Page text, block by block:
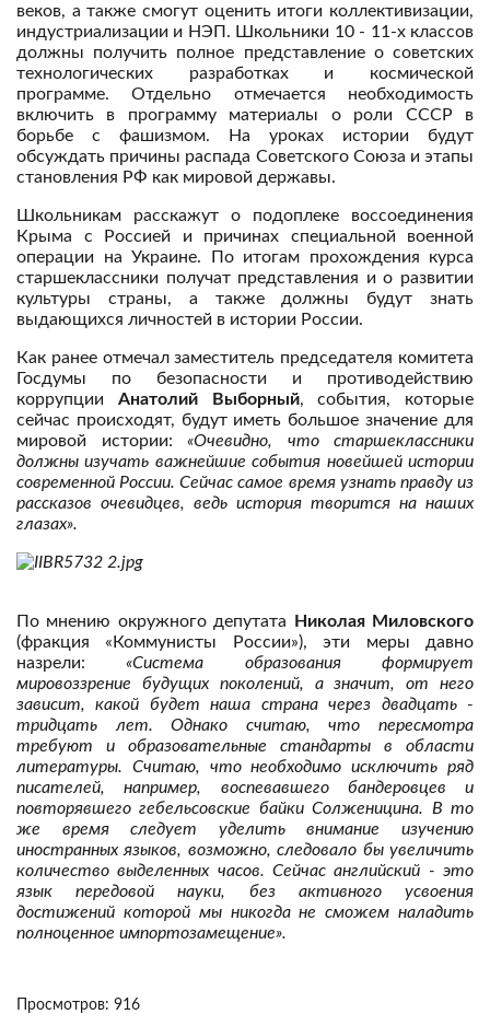
веков, а также смогут оценить итоги коллективизации,
индустриализации и НЭП. Школьники 10 - 11-х классов
должны получить полное представление о советских
технологических разработках и космической
программе. Отдельно отмечается необходимость
включить в программу материалы о роли СССР в
борьбе с фашизмом. На уроках истории будут
обсуждать причины распада Советского Союза и этапы
становления РФ как мировой державы.
Школьникам расскажут о подоплеке воссоединения
Крыма с Россией и причинах специальной военной
операции на Украине. По итогам прохождения курса
старшеклассники получат представления и о развитии
культуры страны, а также должны будут знать
выдающихся личностей в истории России.
Как ранее отмечал заместитель председателя комитета
Госдумы по безопасности и противодействию
коррупции Анатолий Выборный, события, которые
сейчас происходят, будут иметь большое значение для
мировой истории: «Очевидно, что старшеклассники
должны изучать важнейшие события новейшей истории
современной России. Сейчас самое время узнать правду из
рассказов очевидцев, ведь история творится на наших
глазах».
По мнению окружного депутата
Николая Миловского
(фракция «Коммунисты России»), эти меры давно
назрели:«Система образования формирует
мировоззрение будущих поколений, а значит, от него
зависит, какой будет наша страна через двадцать -
тридцать лет. Однако считаю, что пересмотра
требуют и образовательные стандарты в области
литературы. Считаю, что необходимо исключить ряд
писателей, например, воспевавшего бандеровцев и
повторявшего гебельсовские байки Солженицина. В то
же время следует уделить внимание изучению
иностранных языков, возможно, следовало бы увеличить
количество выделенных часов. Сейчас английский - это
язык передовой науки, без активного усвоения
достижений которой мы никогда не сможем наладить
полноценное импортозамещение».
Просмотров: 916